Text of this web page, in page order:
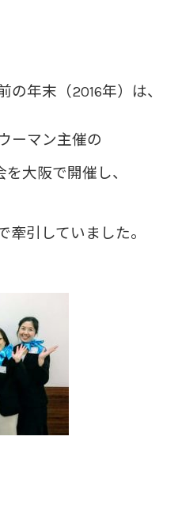
年末（2016年）は、
ーマン主催の
大阪で開催し、
牽引していました。